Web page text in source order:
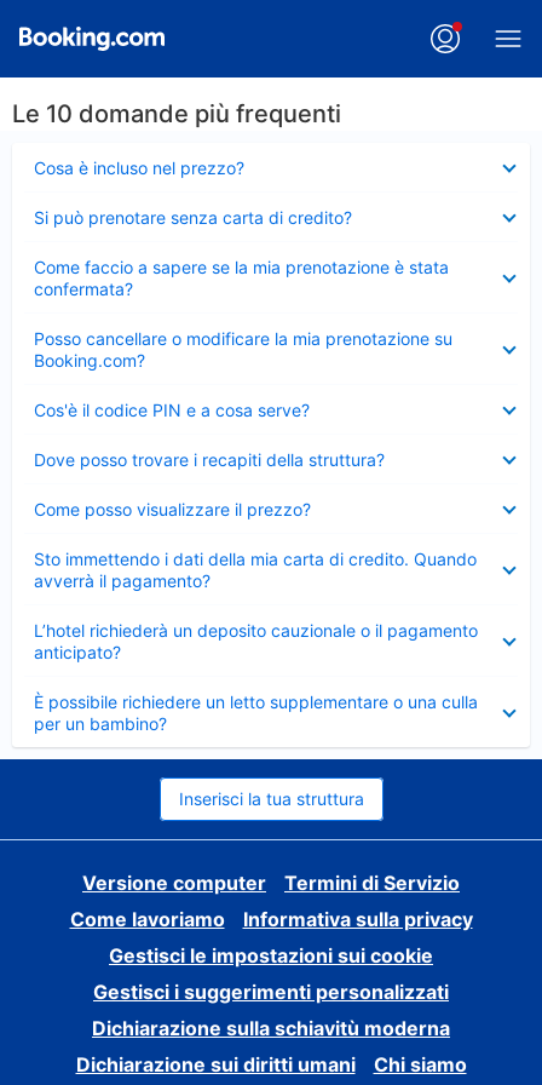
Le 10 domande più frequenti
Cosa è incluso nel prezzo?
chiuso
Si può prenotare senza carta di credito?
chiuso
Come faccio a sapere se la mia prenotazione è stata
confermata?
chiuso
Posso cancellare o modificare la mia prenotazione su
Booking.com?
chiuso
Cos'è il codice PIN e a cosa serve?
chiuso
Dove posso trovare i recapiti della struttura?
chiuso
Come posso visualizzare il prezzo?
chiuso
Sto immettendo i dati della mia carta di credito. Quando
avverrà il pagamento?
chiuso
L’hotel richiederà un deposito cauzionale o il pagamento
anticipato?
chiuso
È possibile richiedere un letto supplementare o una culla
per un bambino?
Elemento
chiuso
Inserisci la tua struttura
Versione computer
Termini di Servizio
Come lavoriamo
Informativa sulla privacy
Gestisci le impostazioni sui cookie
Gestisci i suggerimenti personalizzati
Dichiarazione sulla schiavitù moderna
Dichiarazione sui diritti umani
Chi siamo